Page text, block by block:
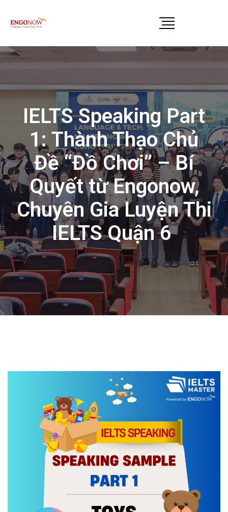
IELTS Speaking Part
1: Thành Thạo Chủ
Đề “Đồ Chơi” – Bí
Quyết từ Engonow,
Chuyên Gia Luyện Thi
IELTS Quận 6